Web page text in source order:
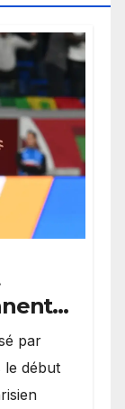
par
le début